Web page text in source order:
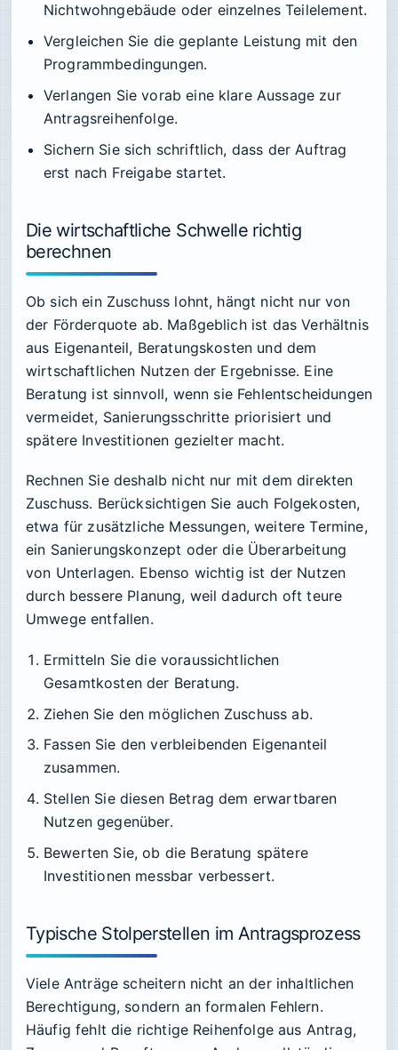
Nichtwohngebäude oder einzelnes Teilelement.
Vergleichen Sie die geplante Leistung mit den
Programmbedingungen.
Verlangen Sie vorab eine klare Aussage zur
Antragsreihenfolge.
Sichern Sie sich schriftlich, dass der Auftrag
erst nach Freigabe startet.
Die wirtschaftliche Schwelle richtig
berechnen
Ob sich ein Zuschuss lohnt, hängt nicht nur von
der Förderquote ab. Maßgeblich ist das Verhältnis
aus Eigenanteil, Beratungskosten und dem
wirtschaftlichen Nutzen der Ergebnisse. Eine
Beratung ist sinnvoll, wenn sie Fehlentscheidungen
vermeidet, Sanierungsschritte priorisiert und
spätere Investitionen gezielter macht.
Rechnen Sie deshalb nicht nur mit dem direkten
Zuschuss. Berücksichtigen Sie auch Folgekosten,
etwa für zusätzliche Messungen, weitere Termine,
ein Sanierungskonzept oder die Überarbeitung
von Unterlagen. Ebenso wichtig ist der Nutzen
durch bessere Planung, weil dadurch oft teure
Umwege entfallen.
Ermitteln Sie die voraussichtlichen
Gesamtkosten der Beratung.
Ziehen Sie den möglichen Zuschuss ab.
Fassen Sie den verbleibenden Eigenanteil
zusammen.
Stellen Sie diesen Betrag dem erwartbaren
Nutzen gegenüber.
Bewerten Sie, ob die Beratung spätere
Investitionen messbar verbessert.
Typische Stolperstellen im Antragsprozess
Viele Anträge scheitern nicht an der inhaltlichen
Berechtigung, sondern an formalen Fehlern.
Häufig fehlt die richtige Reihenfolge aus Antrag,